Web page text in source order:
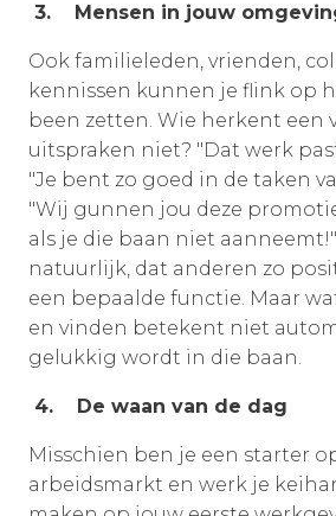
3. Mensen in jouw
Ook familieleden, vrienden,
kennissen kunnen je flink op
been zetten. Wie herkent een
uitspraken niet? "Dat werk
"Je bent zo goed in de taken
"Wij gunnen jou deze
als je die baan niet
natuurlijk, dat anderen zo
een bepaalde functie. Maar
en vinden betekent niet
gelukkig wordt in die baan.
4. De waan van de dag
Misschien ben je een starter
arbeidsmarkt en werk je